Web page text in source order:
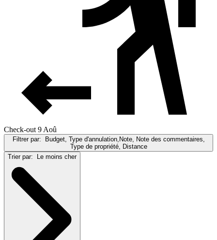
Check-out 9 Aoû
Filtrer par:
Budget, Type d'annulation,Note, Note des commentaires,
Type de propriété, Distance
Trier par:
Le moins cher